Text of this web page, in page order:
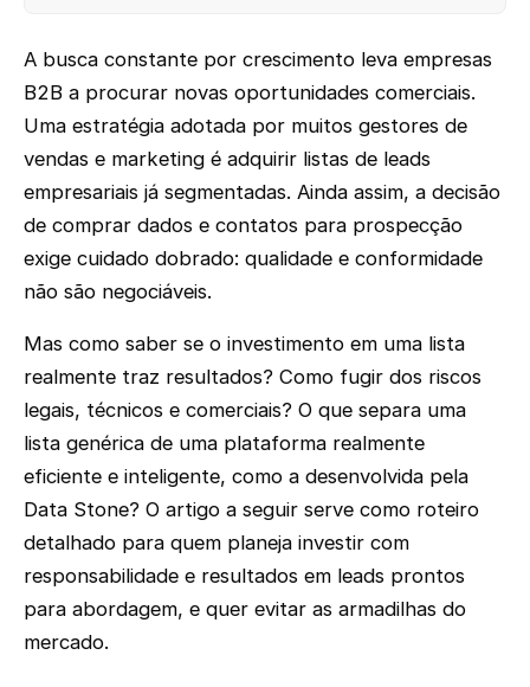
A busca constante por crescimento leva empresas
B2B a procurar novas oportunidades comerciais.
Uma estratégia adotada por muitos gestores de
vendas e marketing é adquirir listas de leads
empresariais já segmentadas. Ainda assim, a decisão
de comprar dados e contatos para prospecção
exige cuidado dobrado: qualidade e conformidade
não são negociáveis.
Mas como saber se o investimento em uma lista
realmente traz resultados? Como fugir dos riscos
legais, técnicos e comerciais? O que separa uma
lista genérica de uma plataforma realmente
eficiente e inteligente, como a desenvolvida pela
Data Stone? O artigo a seguir serve como roteiro
detalhado para quem planeja investir com
responsabilidade e resultados em leads prontos
para abordagem, e quer evitar as armadilhas do
mercado.